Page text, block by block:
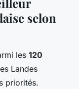
selon
les 120
Landes
priorités.